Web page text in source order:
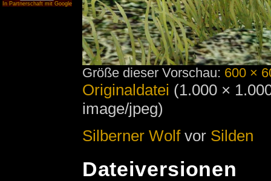
In Partnerschaft mit Google
Größe dieser Vorschau: 600 ×
Originaldatei (1.000 ×
image/jpeg)
Silberner Wolfvor Silden
Dateiversionen